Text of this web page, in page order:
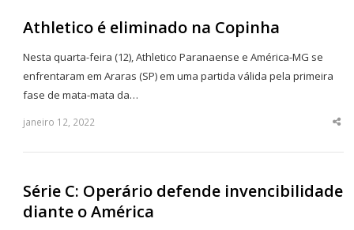
Athletico é eliminado na Copinha
Nesta quarta-feira (12), Athletico Paranaense e América-MG se
enfrentaram em Araras (SP) em uma partida válida pela primeira
fase de mata-mata da…
janeiro 12, 2022
Série C: Operário defende invencibilidade
diante o América